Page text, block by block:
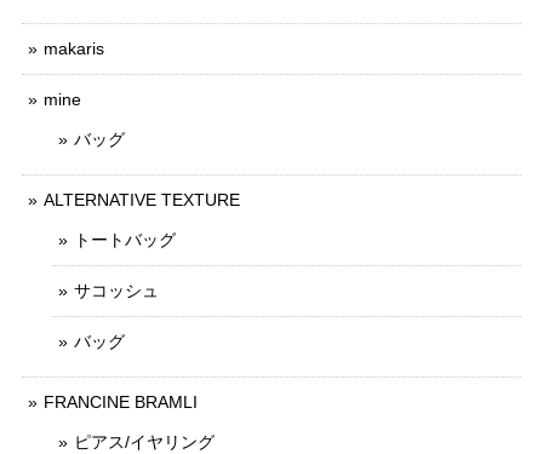
makaris
mine
バッグ
ALTERNATIVE TEXTURE
トートバッグ
サコッシュ
バッグ
FRANCINE BRAMLI
ピアス/イヤリング